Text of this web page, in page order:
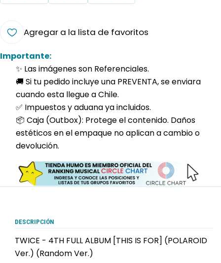
Agregar a la lista de favoritos
Importante:
✨ Las imágenes son Referenciales.
🚚 Si tu pedido incluye una PREVENTA, se enviara
cuando esta llegue a Chile.
✅ Impuestos y aduana ya incluidos.
📦 Caja (Outbox): Protege el contenido. Daños
estéticos en el empaque no aplican a cambio o
devolución.
DESCRIPCIÓN
TWICE - 4TH FULL ALBUM [THIS IS FOR] (POLAROID
Ver.) (Random Ver.)